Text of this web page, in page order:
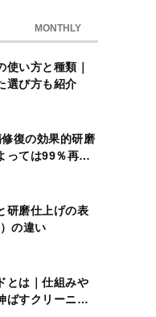
MONTHLY
い方と種類｜
選び方も紹介
復の効果的研磨
っては99％再生
研磨仕上げの表
の違い
とは｜仕組みや
ばすクリーニン